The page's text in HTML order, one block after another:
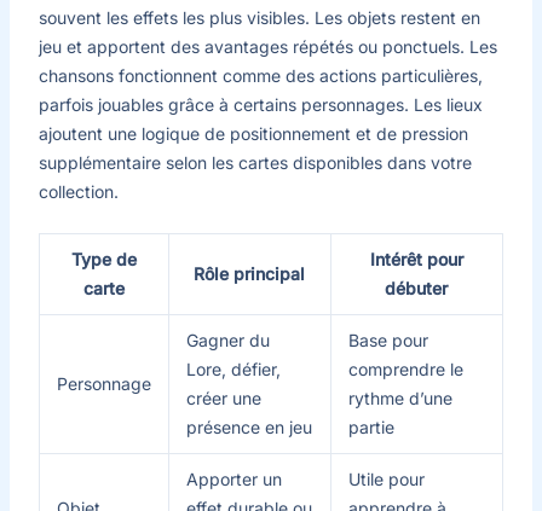
souvent les effets les plus visibles. Les objets restent en
jeu et apportent des avantages répétés ou ponctuels. Les
chansons fonctionnent comme des actions particulières,
parfois jouables grâce à certains personnages. Les lieux
ajoutent une logique de positionnement et de pression
supplémentaire selon les cartes disponibles dans votre
collection.
Type de
carte
Rôle principal
Intérêt pour
débuter
Personnage
Gagner du
Lore, défier,
créer une
présence en jeu
Base pour
comprendre le
rythme d’une
partie
Apporter un
Utile pour